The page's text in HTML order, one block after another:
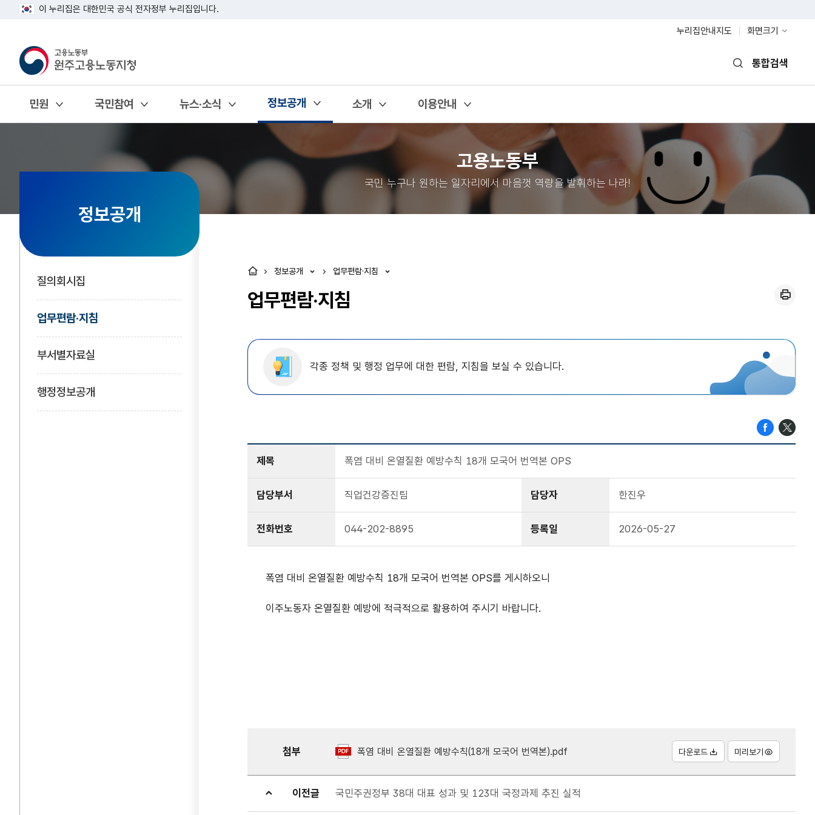
이 누리집은 대한민국 공식 전자정부 누리집입니다.
누리집안내지도
화면크기
통합검색
민원
열기
국민참여
열기
뉴스·소식
열기
정보공개
열기 소개
열기
이용안내
열기
고용노동부
국민 누구나 원하는 일자리에서 마음껏 역량을 발휘하는 나라!
정보공개
질의회시집
업무편람·지침
부서별자료실
행정정보공개
업무편람·지침
정보공개 업무편람·지침
각종 정책 및 행정 업무에 대한 편람, 지침을 보실 수 있습니다.
제목 폭염 대비 온열질환 예방수칙 18개 모국어 번역본 OPS
담당부서 직업건강증진팀 담당자 한진우
전화번호 044-202-8895 등록일 2026-05-27
폭염 대비 온열질환 예방수칙 18개 모국어 번역본 OPS를 게시하오니
이주노동자 온열질환 예방에 적극적으로 활용하여 주시기 바랍니다.
첨부 폭염 대비 온열질환 예방수칙(18개 모국어 번역본).pdf 다운로드 미리보기
이전글 국민주권정부 38대 대표 성과 및 123대 국정과제 추진 실적